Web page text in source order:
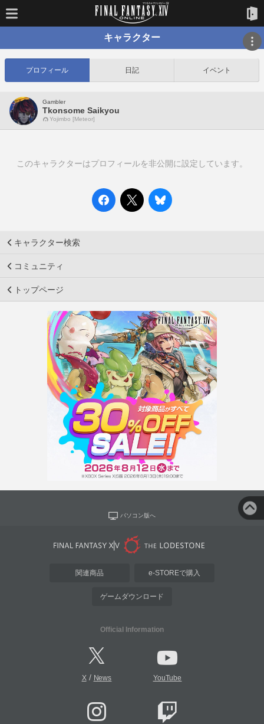
キャラクター
プロフィール 日記 イベント
Gambler
Tkonsome Saikyou
Yojimbo [Meteor]
このキャラクターはプロフィールを非公開に設定しています。
キャラクター検索
コミュニティ
トップページ
パソコン版へ
関連商品 e-STOREで購入
ゲームダウンロード
Official Information
X/ News YouTube